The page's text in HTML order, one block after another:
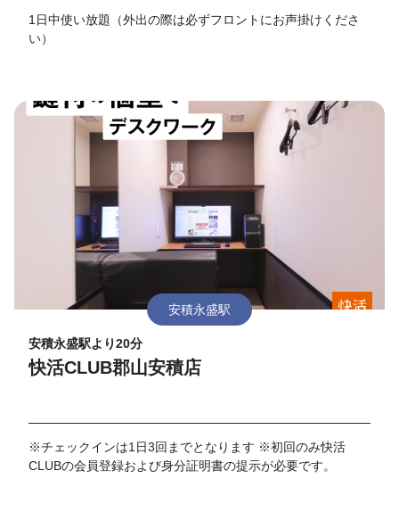
1日中使い放題（外出の際は必ずフロントにお声掛けくださ
い）
安積永盛駅
安積永盛駅より20分
快活CLUB郡山安積店
※チェックインは1日3回までとなります ※初回のみ快活
CLUBの会員登録および身分証明書の提示が必要です。